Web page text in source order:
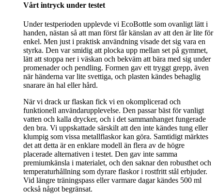
Vårt intryck under testet
Under testperioden upplevde vi EcoBottle som ovanligt lätt i
handen, nästan så att man först får känslan av att den är lite för
enkel. Men just i praktisk användning visade det sig vara en
styrka. Den var smidig att plocka upp mellan set på gymmet,
lätt att stoppa ner i väskan och bekväm att bära med sig under
promenader och pendling. Formen gav ett tryggt grepp, även
när händerna var lite svettiga, och plasten kändes behaglig
snarare än hal eller hård.
När vi drack ur flaskan fick vi en okomplicerad och
funktionell användarupplevelse. Den passar bäst för vanligt
vatten och kalla drycker, och i det sammanhanget fungerade
den bra. Vi uppskattade särskilt att den inte kändes tung eller
klumpig som vissa metallflaskor kan göra. Samtidigt märktes
det att detta är en enklare modell än flera av de högre
placerade alternativen i testet. Den gav inte samma
premiumkänsla i materialet, och den saknar den robusthet och
temperaturhållning som dyrare flaskor i rostfritt stål erbjuder.
Vid längre träningspass eller varmare dagar kändes 500 ml
också något begränsat.